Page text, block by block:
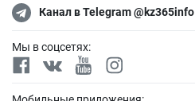
Канал в Telegram @kz365info
Мы в соцсетях: